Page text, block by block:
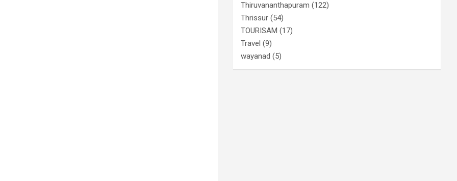
Thiruvananthapuram (122)
Thrissur (54)
TOURISAM (17)
Travel (9)
wayanad (5)